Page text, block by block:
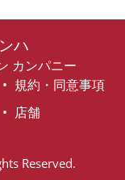
ハ
カンパニー
規約・同意事項
店舗
Reserved.